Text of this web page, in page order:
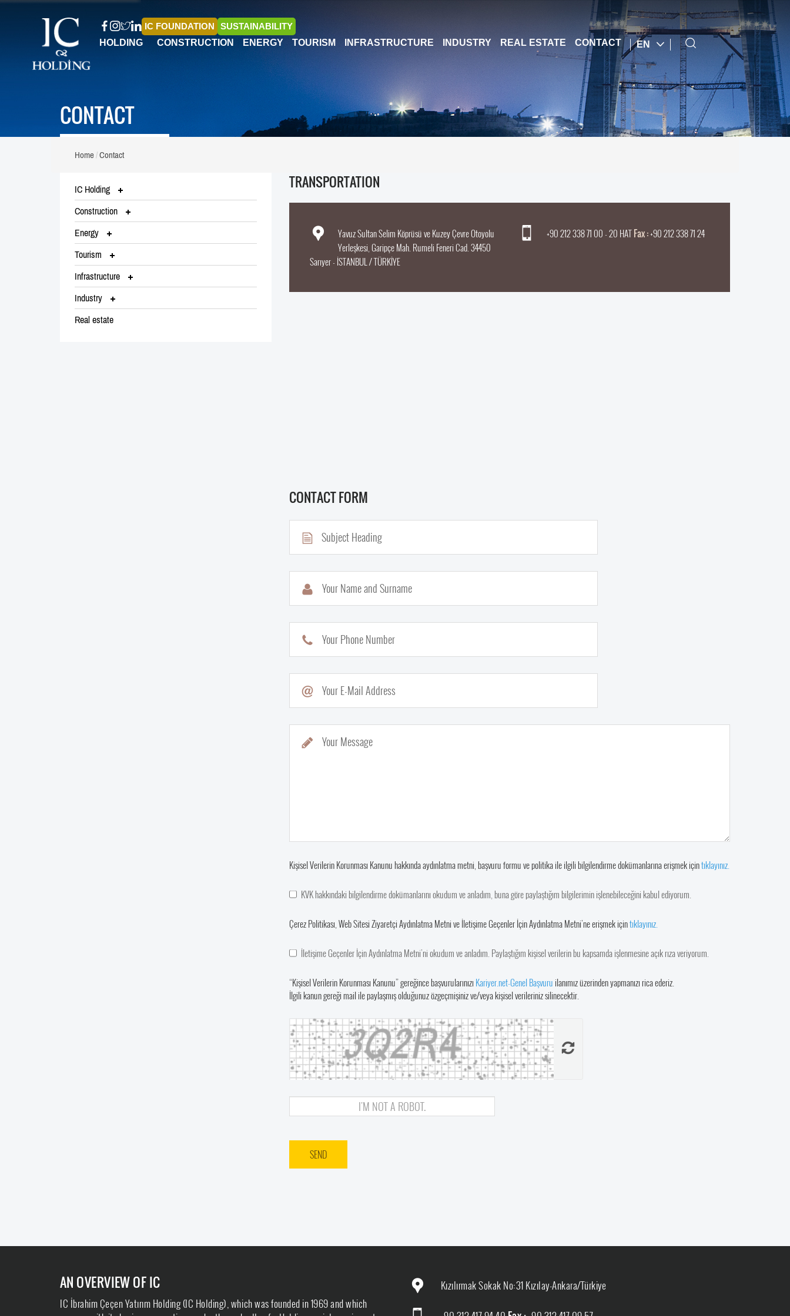
IC FOUNDATION
SUSTAINABILITY
HOLDING
CONSTRUCTION ENERGY TOURISM INFRASTRUCTURE INDUSTRY REAL ESTATE CONTACT EN
CONTACT
Home Contact
IC Holding
Construction
Energy
Tourism
Infrastructure
Industry
Real estate
TRANSPORTATION
Yavuz Sultan Selim Köprüsü ve Kuzey Çevre Otoyolu
Yerleşkesi, Garipçe Mah. Rumeli Feneri Cad. 34450
Sarıyer - İSTANBUL / TÜRKİYE
+90 212 338 71 00 - 20 HATFax :+90 212 338 71 24
CONTACT FORM
Your Name and Surname
Your Phone Number
Your E-Mail Address
Your Message
Kişisel Verilerin Korunması Kanunu hakkında aydınlatma metni, başvuru formu ve politika ile ilgili bilgilendirme dokümanlarına erişmek içintıklayınız.
KVK hakkındaki bilgilendirme dokümanlarını okudum ve anladım, buna göre paylaştığım bilgilerimin işlenebileceğini kabul ediyorum.
Çerez Politikası, Web Sitesi Ziyaretçi Aydınlatma Metni ve İletişime Geçenler İçin Aydınlatma Metni’ne erişmek içintıklayınız.
İletişime Geçenler İçin Aydınlatma Metni’ni okudum ve anladım. Paylaştığım kişisel verilerin bu kapsamda işlenmesine açık rıza veriyorum.
“Kişisel Verilerin Korunması Kanunu” gereğince başvurularınızı Kariyer.net-Genel Başvuru ilanımız üzerinden yapmanızı rica ederiz.
İlgili kanun gereği mail ile paylaşmış olduğunuz özgeçmişiniz ve/veya kişisel verileriniz silinecektir.
AN OVERVIEW OF IC
IC İbrahim Çeçen Yatırım Holding (IC Holding), which was founded in 1969 and which
Kızılırmak Sokak No:31 Kızılay-Ankara/Türkiye